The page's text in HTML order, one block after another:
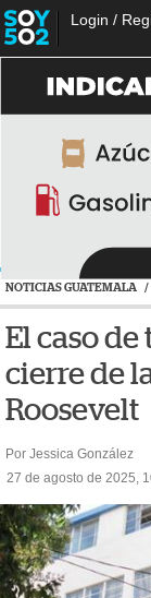
Login /
NOTICIAS GUATEMALA /
El caso
cierre de
Roosevelt
Por Jessica González
27 de agosto de 2025,